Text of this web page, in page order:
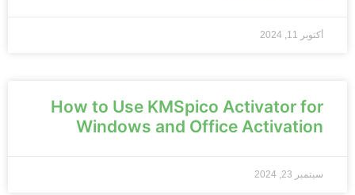
أكتوبر 11, 2024
How to Use KMSpico Activator for
Windows and Office Activation
سبتمبر 23, 2024